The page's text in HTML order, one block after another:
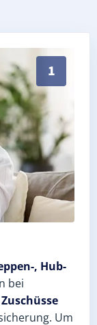
1
, Hub-
bei
Um